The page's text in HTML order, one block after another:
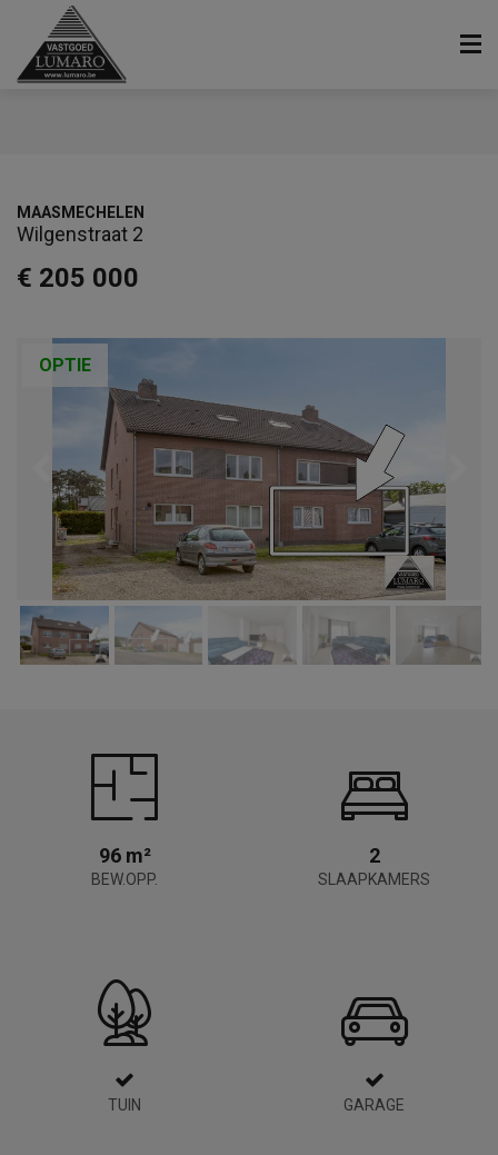
€ 205 000
MAASMECHELEN
Wilgenstraat 2
OPTIE
96 m²
BEW.OPP.
2
SLAAPKAMERS
TUIN GARAGE